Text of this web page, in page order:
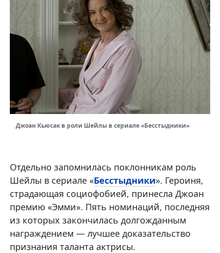
Джоан Кьюсак в роли Шейлы в сериале «Бесстыдники»
Отдельно запомнилась поклонникам роль
Шейлы в сериале «Бесстыдники». Героиня,
страдающая социофобией, принесла Джоан
премию «Эмми». Пять номинаций, последняя
из которых закончилась долгожданным
награждением — лучшее доказательство
признания таланта актрисы.